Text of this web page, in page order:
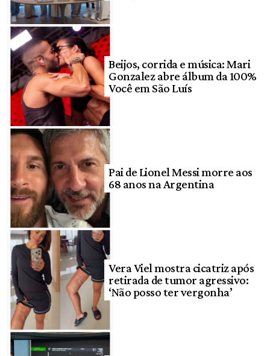
Beijos, corrida e música: Mari
Gonzalez abre álbum da 100%
Você em São Luís
Pai de Lionel Messi morre aos
68 anos na Argentina
Vera Viel mostra cicatriz após
retirada de tumor agressivo:
‘Não posso ter vergonha’